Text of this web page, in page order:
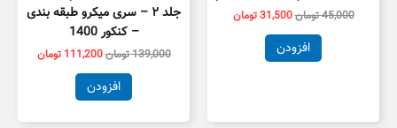
45,000تومان31,500تومان
افزودن
جلد ۲ – سری میکرو طبقه بندی
– کنکور 1400
139,000تومان111,200 تومان
افزودن